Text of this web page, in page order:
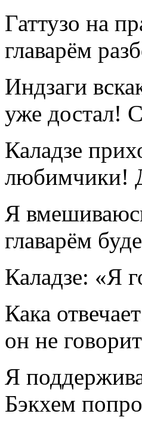
Гаттузо на
главарём
Индзаги
уже достал!
Каладзе
любимчики!
Я
главарём
Каладзе: «Я
Кака
он не
Я
Бэкхем